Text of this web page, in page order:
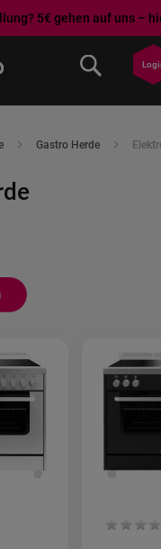
5€ gehen auf uns –
zum
Gastro Herde